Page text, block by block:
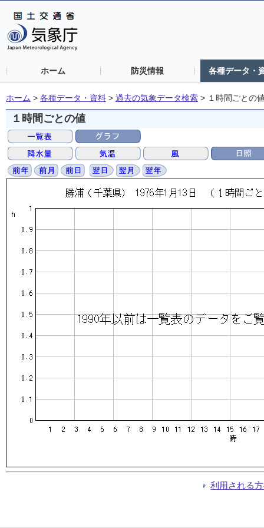
ホーム 防災情報 各種データ・
ホーム > 各種データ・資料 > 過去の気象データ検索 > １時間ごとの
１時間ごとの値
利用される